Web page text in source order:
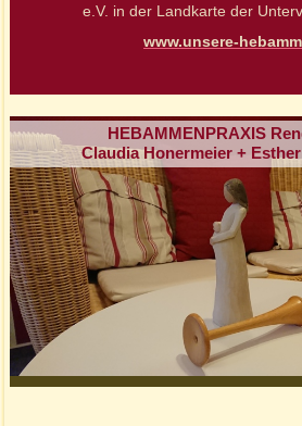
e.V. in der Landkarte der
www.unsere-
HEBAMMENPRAXIS
Claudia Honermeier +